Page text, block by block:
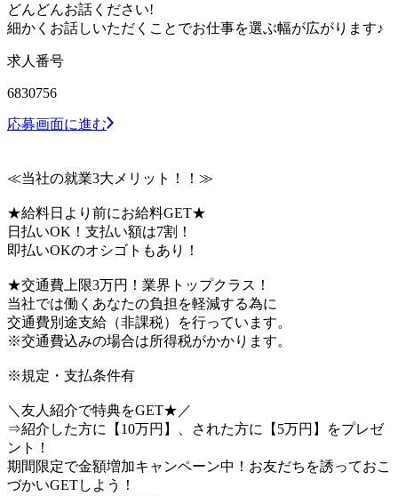
どんどんお話ください!
細かくお話しいただくことでお仕事を選ぶ幅が広がります♪
求人番号
6830756
応募画面に進む
≪当社の就業3大メリット！！≫
★給料日より前にお給料GET★
日払いOK！支払い額は7割！
即払いOKのオシゴトもあり！
★交通費上限3万円！業界トップクラス！
当社では働くあなたの負担を軽減する為に
交通費別途支給（非課税）を行っています。
※交通費込みの場合は所得税がかかります。
※規定・支払条件有
＼友人紹介で特典をGET★／
⇒紹介した方に【10万円】、された方に【5万円】をプレゼ
ント！
期間限定で金額増加キャンペーン中！お友だちを誘っておこ
づかいGETしよう！